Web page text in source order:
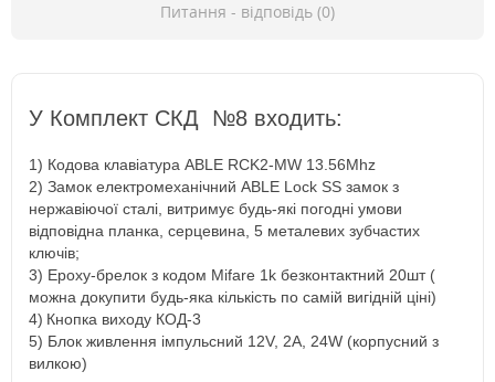
Питання - відповідь (0)
У Комплект СКД №8 входить:
1) Кодова клавіатура ABLE RCK2-MW 13.56Mhz
2) Замок електромеханічний ABLE Lock SS замок з
нержавіючої сталі, витримує будь-які погодні умови
відповідна планка, серцевина, 5 металевих зубчастих
ключів;
3) Epoxy-брелок з кодом Mifare 1k безконтактний 20шт (
можна докупити будь-яка кількість по самій вигідній ціні)
4) Кнопка виходу КОД-3
5) Блок живлення імпульсний 12V, 2А, 24W (корпусний з
вилкою)